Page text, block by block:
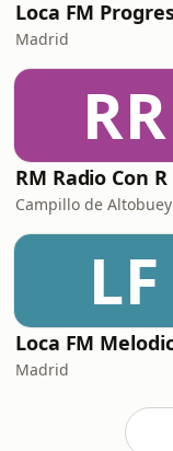
Madrid
RR
Campillo de Altobuey
LF
Madrid